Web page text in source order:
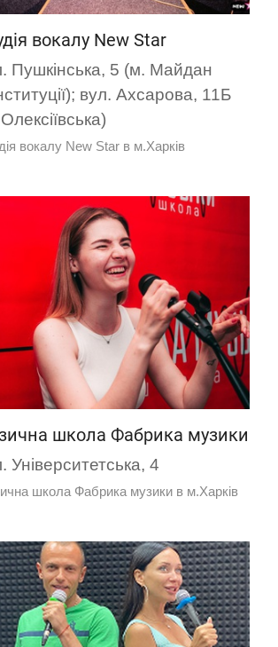
вокалу New Star
Пушкінська, 5 (м. Майдан
вул. Ахсарова, 11Б
вокалу New Star в м.Харків
школа Фабрика музики
Університетська, 4
школа Фабрика музики в м.Харків